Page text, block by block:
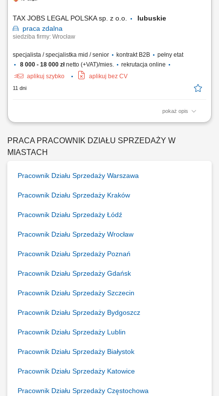
klientów i przygotowywanie dopasowanych rozwiązań z zakresu usług
TAX JOBS LEGAL POLSKA sp. z o.o.
lubuskie
praca zdalna
siedziba firmy: Wrocław
specjalista / specjalistka mid / senior kontrakt B2B
pełny etat
8 000 - 18 000 złnetto (+VAT)/mies.
rekrutacja online
aplikuj szybko
aplikuj bez CV
11 dni
pokaż opis
Samodzielne pozyskiwanie nowych klientów B2B poprzez aktywne
przekazanymi kontaktami (ciepłe leady) - Prezentacja oferty firmy i
wsparcie klientów przy składaniu wniosków; Kompleksowe zarządzanie
procesem sprzedaży – od...
PRACA PRACOWNIK DZIAŁU SPRZEDAŻY W
MIASTACH
Pracownik Działu Sprzedaży Warszawa
Pracownik Działu Sprzedaży Kraków
Pracownik Działu Sprzedaży Łódź
Pracownik Działu Sprzedaży Wrocław
Pracownik Działu Sprzedaży Poznań
Pracownik Działu Sprzedaży Gdańsk
Pracownik Działu Sprzedaży Szczecin
Pracownik Działu Sprzedaży Bydgoszcz
Pracownik Działu Sprzedaży Lublin
Pracownik Działu Sprzedaży Białystok
Pracownik Działu Sprzedaży Katowice
Pracownik Działu Sprzedaży Częstochowa